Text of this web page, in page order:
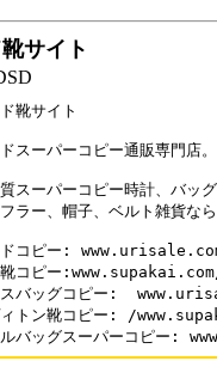
サイト
靴サイト
スーパーコピー通販専門店。
スーパーコピー時計、バッ
ラー、帽子、ベルト雑貨な
ドコピー:
靴コピー
スバッグコピー:
ィトン靴コピー: /
ルバッグスーパーコピー: